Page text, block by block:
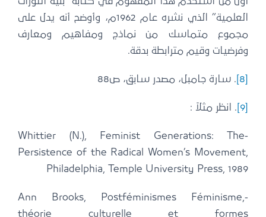
العلمية” الذي نشره عام 1962م، وأوضح أنه يدل على
مجموع متماسك من نماذج ومفاهيم ومعارف
وفرضيات وقيم مترابطة بدقة.
. سارة جامبل، مصدر سابق، ص88
. انظر مثلاً :
-Whittier (N.), Feminist Generations: The
Persistence of the Radical Women’s Movement,
Philadelphia, Temple University Press, 1989
-Ann Brooks, Postféminismes Féminisme,
théorie culturelle et formes